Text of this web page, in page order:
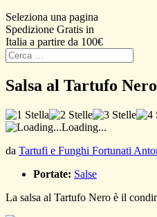
Seleziona una pagina
Spedizione Gratis in
Italia a partire da 100€
Salsa al Tartufo
Loading...
da Tartufi e Funghi Fortunati
Portate: Salse
La salsa al Tartufo Nero è il